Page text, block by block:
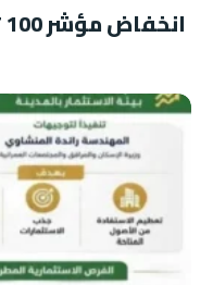
انخفاض مؤشر BIST 100 في بورصة إسطنبول